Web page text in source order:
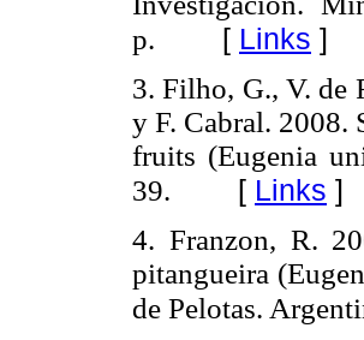
p. [ Links ]
3. Filho, G., V. de
y F. Cabral. 2008.
fruits (Eugenia
39. [ Links ]
4. Franzon, R.
pitangueira
de Pelotas.